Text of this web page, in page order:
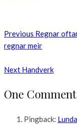
Previous Regnar
regnar meir
Next Handverk
One Comment
Pingback: